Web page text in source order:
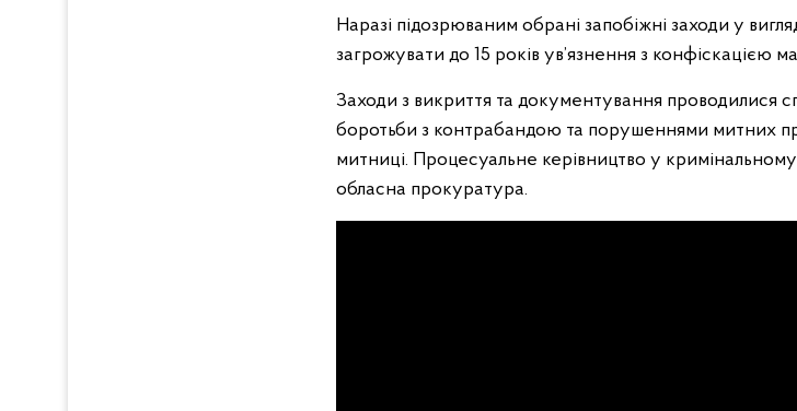
Наразі підозрюваним обрані запобіжні заходи у
загрожувати до 15 років ув’язнення з конфіскацією
Заходи з викриття та документування проводилися
боротьби з контрабандою та порушеннями митних
митниці. Процесуальне керівництво у
обласна прокуратура.